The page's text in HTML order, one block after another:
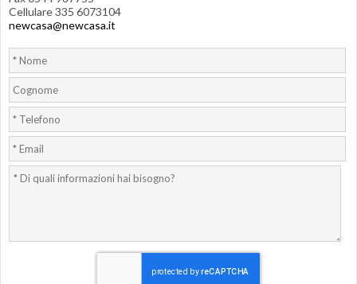
Cellulare 335 6073104
newcasa@newcasa.it